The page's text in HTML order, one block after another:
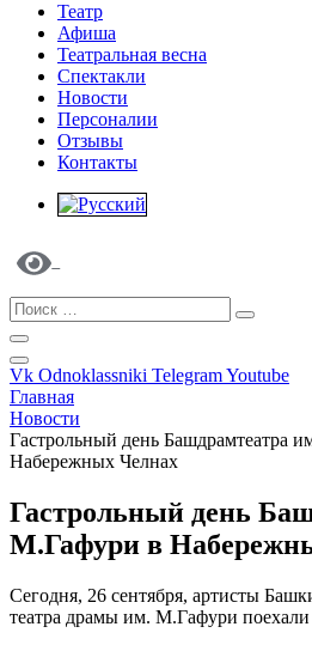
Театр
Афиша
Театральная весна
Спектакли
Новости
Персоналии
Отзывы
Контакты
Vk Odnoklassniki TelegramYoutube
Главная
Новости
Гастрольный день Башдрамтеатра
Набережных Челнах
Гастрольный день
М.Гафури в
Сегодня, 26 сентября, артисты
театра драмы им. М.Гафури